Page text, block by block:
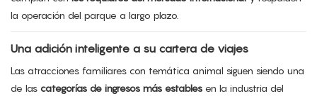
la operación del parque a largo plazo.
Una adición inteligente a su cartera de viajes
Las atracciones familiares con temática animal siguen siendo una
de las categorías de ingresos más estables en la industria del